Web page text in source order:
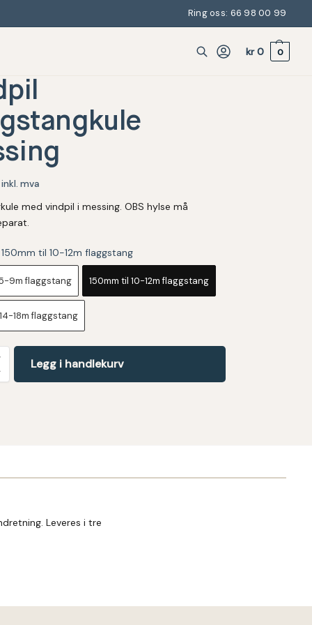
Ring oss: 66 98 00 99
kr0 0
inkl. mva
med vindpil i messing. OBS hylse må
150mm til 10-12m flaggstang
9m flaggstang 150mm til 10-12m flaggstang
18m flaggstang
Legg i handlekurv
Leveres i tre